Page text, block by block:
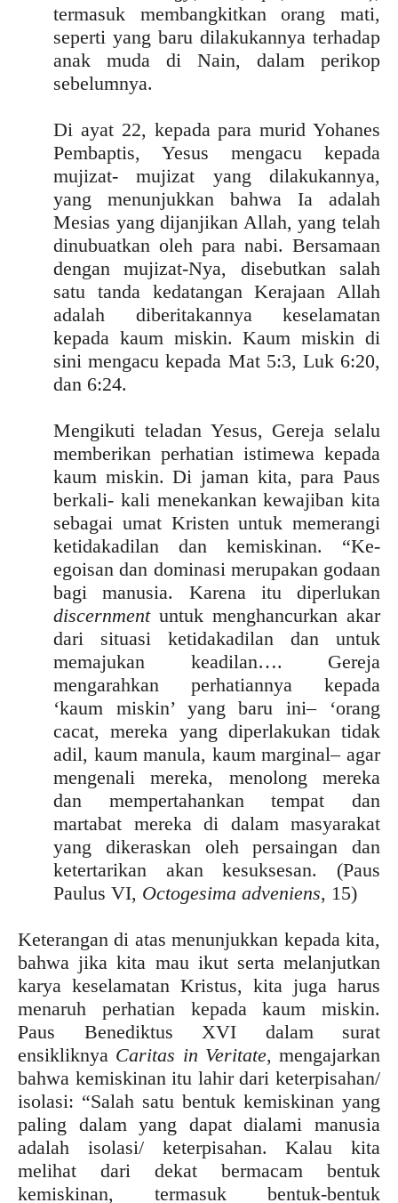
termasuk membangkitkan orang mati,
seperti yang baru dilakukannya terhadap
anak muda di Nain, dalam perikop
sebelumnya.
Di ayat 22, kepada para murid Yohanes
Pembaptis, Yesus mengacu kepada
mujizat- mujizat yang dilakukannya,
yang menunjukkan bahwa Ia adalah
Mesias yang dijanjikan Allah, yang telah
dinubuatkan oleh para nabi. Bersamaan
dengan mujizat-Nya, disebutkan salah
satu tanda kedatangan Kerajaan Allah
adalah diberitakannya keselamatan
kepada kaum miskin. Kaum miskin di
sini mengacu kepada Mat 5:3, Luk 6:20,
dan 6:24.
Mengikuti teladan Yesus, Gereja selalu
memberikan perhatian istimewa kepada
kaum miskin. Di jaman kita, para Paus
berkali- kali menekankan kewajiban kita
sebagai umat Kristen untuk memerangi
ketidakadilan dan kemiskinan. “Ke-
egoisan dan dominasi merupakan godaan
bagi manusia. Karena itu diperlukan
discernmentuntuk menghancurkan akar
dari situasi ketidakadilan dan untuk
memajukan keadilan…. Gereja
mengarahkan perhatiannya kepada
‘kaum miskin’ yang baru ini– ‘orang
cacat, mereka yang diperlakukan tidak
adil, kaum manula, kaum marginal– agar
mengenali mereka, menolong mereka
dan mempertahankan tempat dan
martabat mereka di dalam masyarakat
yang dikeraskan oleh persaingan dan
ketertarikan akan kesuksesan. (Paus
Paulus VI, Octogesima adveniens, 15)
Keterangan di atas menunjukkan kepada kita,
bahwa jika kita mau ikut serta melanjutkan
karya keselamatan Kristus, kita juga harus
menaruh perhatian kepada kaum miskin.
Paus Benediktus XVI dalam surat
ensikliknya Caritas in Veritate, mengajarkan
bahwa kemiskinan itu lahir dari keterpisahan/
isolasi: “Salah satu bentuk kemiskinan yang
paling dalam yang dapat dialami manusia
adalah isolasi/ keterpisahan. Kalau kita
melihat dari dekat bermacam bentuk
kemiskinan, termasuk bentuk-bentuk